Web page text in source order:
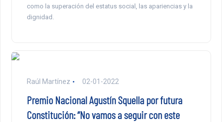
como la superación del estatus social, las apariencias y la
dignidad.
Raúl Martínez 02-01-2022
Premio Nacional Agustín Squella por futura
Constitución: “No vamos a seguir con este